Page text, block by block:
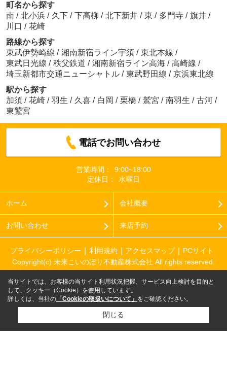
町名から探す
南 / 北小浜 / 久下 / 下高柳 / 北下新井 / 東 / 多門寺 / 旗井 /
川口 / 花崎
路線から探す
東武伊勢崎線 / 湘南新宿ライン宇須 / 東北本線 /
東武日光線 / 秩父鉄道 / 湘南新宿ライン高海 / 高崎線 /
埼玉新都市交通ニューシャトル / 東武野田線 / 京浜東北線
駅から探す
加須 / 花崎 / 羽生 / 久喜 / 白岡 / 栗橋 / 鷲宮 / 南羽生 / 古河 /
東鷲宮
電話でお問い合わせ
営業時間：
9:00~18:00
定休日：
水曜日
ホーム 会社概要
お問い合わせ 来店予約
プライバシーポリシー 利用規約 アクセスマップ
PCサイト
Copyright(c) 未来こいのぼり不動産株式会社 All rights reserved.
当サイトでは、お客様の当サイト利用状況把握、サービス向上検討を目的と
して、クッキー（Cookie）を使用しています。
詳しくは、当社の 「Cookieの取扱いについて」 をご確認ください。
閉じる